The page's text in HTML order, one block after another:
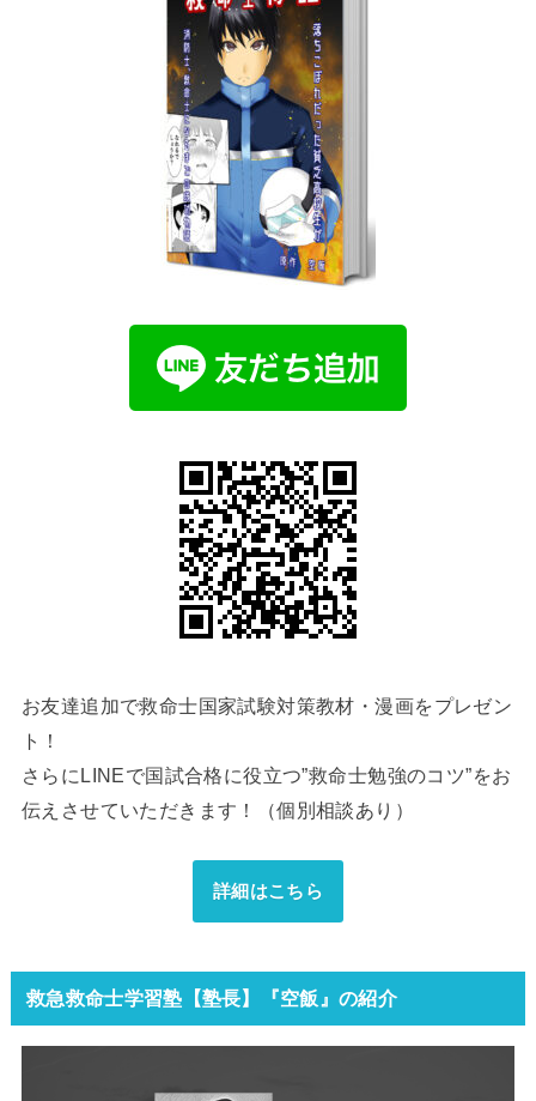
お友達追加で救命士国家試験対策教材・漫画をプレゼン
ト！
さらにLINEで国試合格に役立つ”救命士勉強のコツ”をお
伝えさせていただきます！（個別相談あり）
詳細はこちら
救急救命士学習塾【塾長】『空飯』の紹介